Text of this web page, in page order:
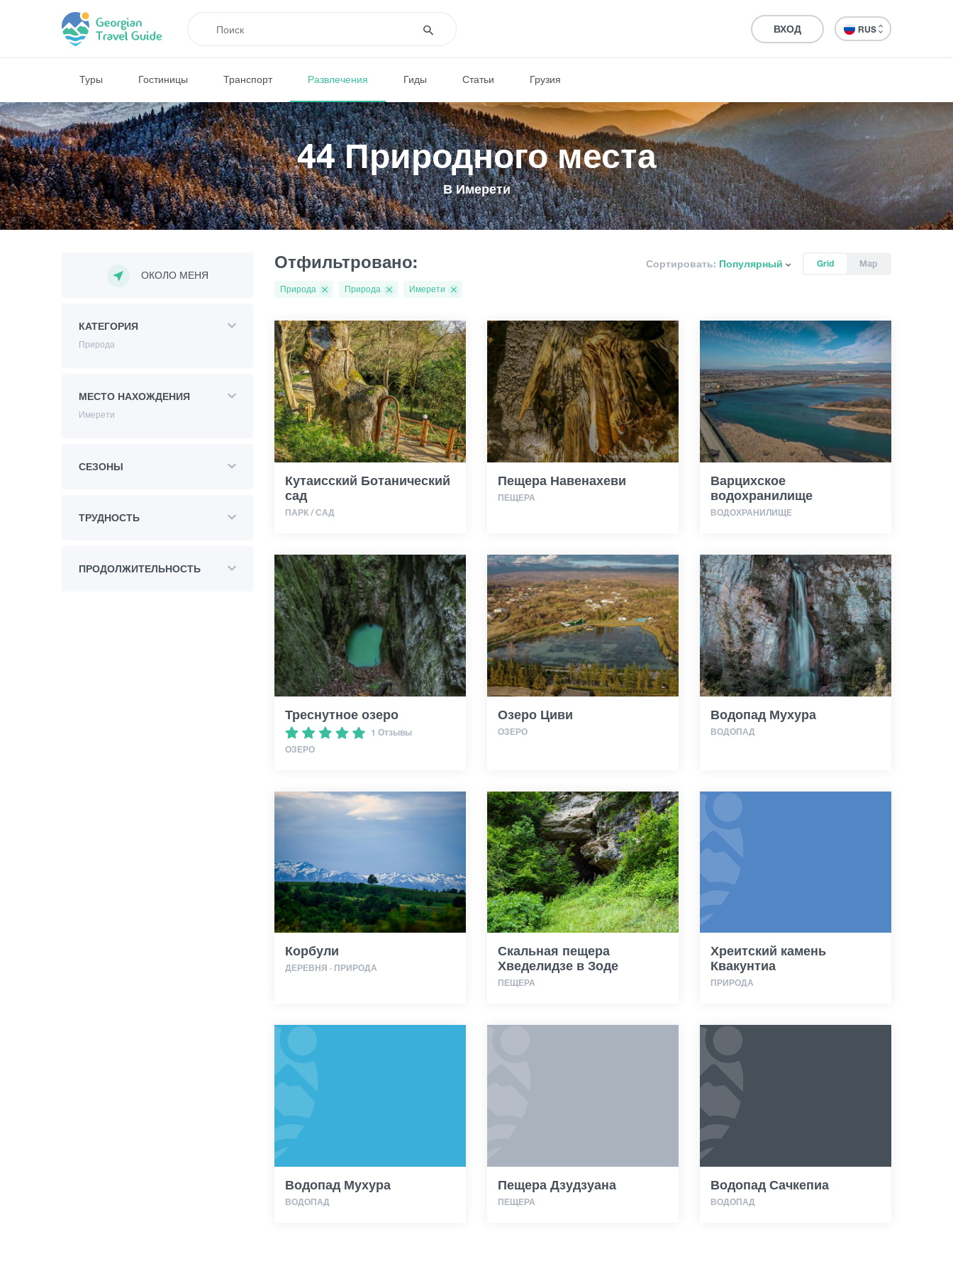
ВХОД RUS
Туры Гостиницы Транспорт Развлечения Гиды Статьи Грузия
44 Природного места
В Имерети
ОКОЛО МЕНЯ
КАТЕГОРИЯ
Природа
МЕСТО НАХОЖДЕНИЯ
Имерети
СЕЗОНЫ
ТРУДНОСТЬ
ПРОДОЛЖИТЕЛЬНОСТЬ
Отфильтровано: Grid Map
Сортировать: Популярный
Природа Природа Имерети
Кутаисский Ботанический
сад
ПАРК / САД
Пещера Навенахеви
ПЕЩЕРА
Варцихское
водохранилище
ВОДОХРАНИЛИЩЕ
Треснутное озеро
1 Отзывы
ОЗЕРО
Озеро Циви
ОЗЕРО
Водопад Мухура
ВОДОПАД
Корбули
ДЕРЕВНЯ · ПРИРОДА
Скальная пещера
Хведелидзе в Зоде
ПЕЩЕРА
Хреитский камень
Квакунтиа
ПРИРОДА
Водопад Мухура
ВОДОПАД
Пещера Дзудзуана
ПЕЩЕРА
Водопад Сачкепиа
ВОДОПАД